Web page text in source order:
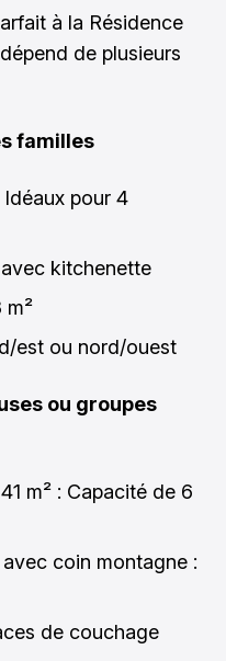
à la Résidence
de plusieurs
familles
Idéaux pour 4
kitchenette
m²
est ou nord/ouest
ou groupes
m² : Capacité de 6
coin montagne :
de couchage